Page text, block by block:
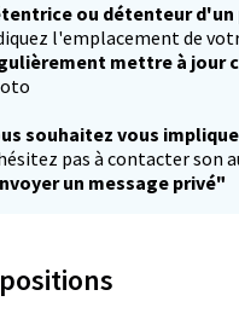
ou détenteur
l'emplacement de
mettre à jour
souhaitez vous
pas à contacter son
un message privé"